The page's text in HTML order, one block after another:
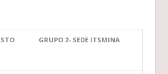
GRUPO 2- SEDE ITSMINA